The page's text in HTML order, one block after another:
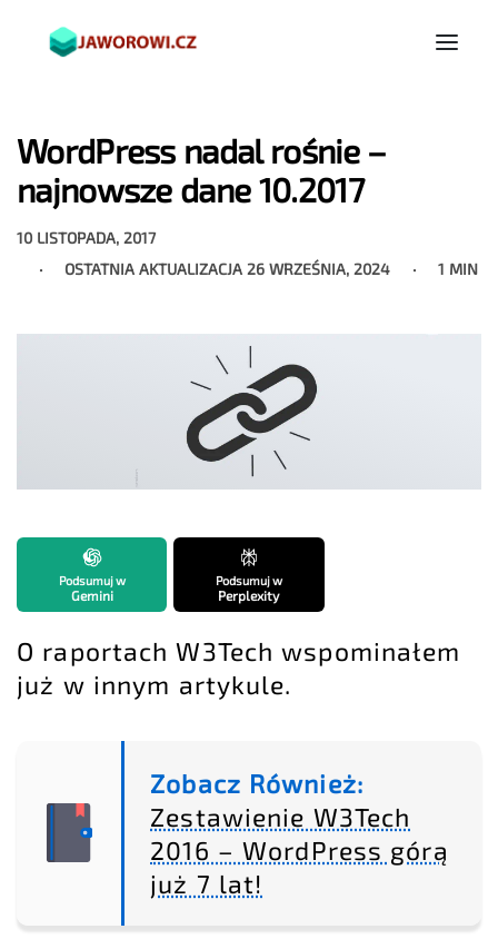
WordPress nadal rośnie –
najnowsze dane 10.2017
10 LISTOPADA, 2017
OSTATNIA AKTUALIZACJA 26 WRZEŚNIA, 2024 1 MIN
Podsumuj w
Gemini
Podsumuj w
Perplexity
O raportach W3Tech wspominałem
już w innym artykule.
Zobacz Również:
Zestawienie W3Tech
2016 – WordPress górą
już 7 lat!